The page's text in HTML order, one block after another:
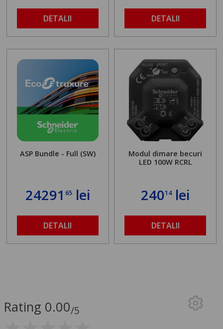
DETALII DETALII
ASP Bundle - Full (SW)
24291 65lei
DETALII
Modul dimare becuri
LED 100W RCRL
24014lei
DETALII
Rating 0.00/5